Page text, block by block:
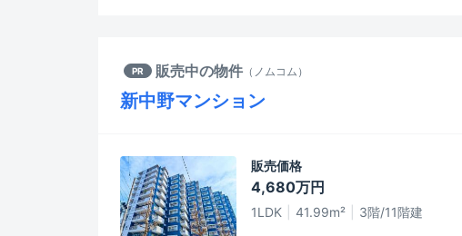
PR 販売中の物件 （ ノムコム ）
新中野マンション
販売価格
4,680万円
1LDK 41.99m² 3階/11階建